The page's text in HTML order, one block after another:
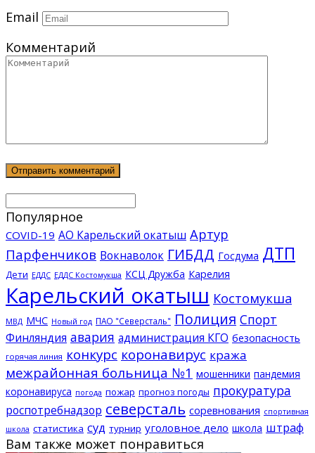
Email
Комментарий
Популярное
COVID-19 АО Карельский окатыш Артур
Парфенчиков Вокнаволок ГИБДД Госдума ДТП
Дети ЕДДС ЕДДС Костомукша КСЦ Дружба Карелия
Карельский окатыш Костомукша
МВД МЧС Новый год ПАО "Северсталь" Полиция Спорт
Финляндия авария администрация КГО безопасность
горячая линия конкурс коронавирус кража
межрайонная больница №1 мошенники пандемия
коронавируса погода пожар прогноз погоды прокуратура
роспотребнадзор северсталь соревнования спортивная
школа статистика суд турнир уголовное дело школа штраф
Вам также может понравиться